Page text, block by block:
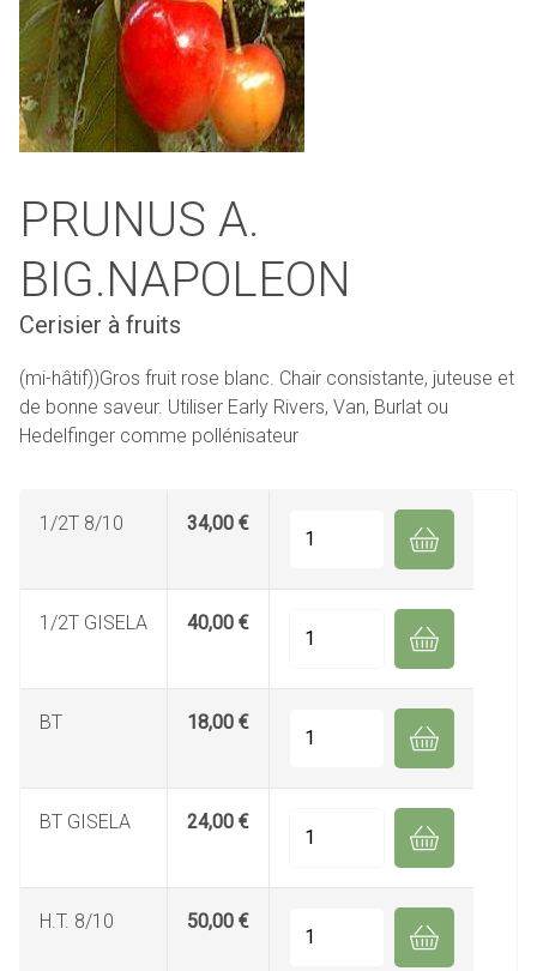
PRUNUS A.
BIG.NAPOLEON
Cerisier à fruits
(mi-hâtif))Gros fruit rose blanc. Chair consistante, juteuse et
de bonne saveur. Utiliser Early Rivers, Van, Burlat ou
Hedelfinger comme pollénisateur
1/2T 8/10 34,00 €
1/2T GISELA 40,00 €
BT 18,00 €
BT GISELA 24,00 €
H.T. 8/10 50,00 €